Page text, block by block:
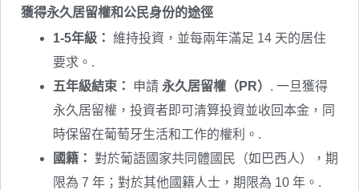
獲得永久居留權和公民身份的途徑
1-5年級： 維持投資，並每兩年滿足 14 天的居住
要求。.
五年級結束：
申請 永久居留權（PR） . 一旦獲得
永久居留權，投資者即可清算投資並收回本金，同
時保留在葡萄牙生活和工作的權利。.
國籍： 對於葡語國家共同體國民（如巴西人），期
限為 7 年；對於其他國籍人士，期限為 10 年。.